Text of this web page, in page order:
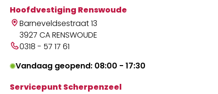
Hoofdvestiging Renswoude
Barneveldsestraat 13
3927 CA RENSWOUDE
0318 - 57 17 61
Vandaag geopend: 08:00 - 17:30
Servicepunt Scherpenzeel